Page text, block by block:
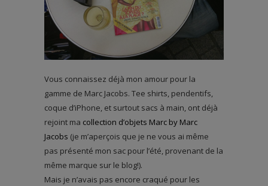
Vous connaissez déjà mon amour pour la
gamme de Marc Jacobs. Tee shirts, pendentifs,
coque d’iPhone, et surtout sacs à main, ont déjà
rejoint ma collection d’objets Marc by Marc
Jacobs (je m’aperçois que je ne vous ai même
pas présenté mon sac pour l’été, provenant de la
même marque sur le blog!).
Mais je n’avais pas encore craqué pour les